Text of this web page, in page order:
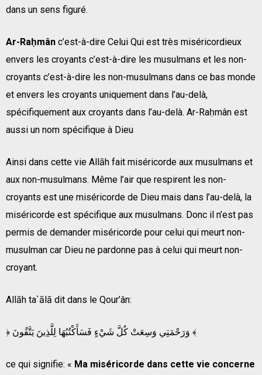
dans un sens figuré.
Ar-Raḥmân c’est-à-dire Celui Qui est très miséricordieux
envers les croyants c’est-à-dire les musulmans et les non-
croyants c’est-à-dire les non-musulmans dans ce bas monde
et envers les croyants uniquement dans l’au-delà,
spécifiquement aux croyants dans l’au-delà. Ar-Raḥmân est
aussi un nom spécifique à Dieu
Ainsi dans cette vie Allāh fait miséricorde aux musulmans et
aux non-musulmans. Même l’air que respirent les non-
croyants est une miséricorde de Dieu mais dans l’au-delà, la
miséricorde est spécifique aux musulmans. Donc il n’est pas
permis de demander miséricorde pour celui qui meurt non-
musulman car Dieu ne pardonne pas à celui qui meurt non-
croyant.
Allāh ta`ālā dit dans le Qour’ân:
﴿ وَرَحْمَتِي وَسِعَتْ كُلَّ شَيْءٍ فَسَأَكْتُبُهَا لِلَّذِينَ يَتَّقُونَ ﴾
ce qui signifie: « Ma miséricorde dans cette vie concerne